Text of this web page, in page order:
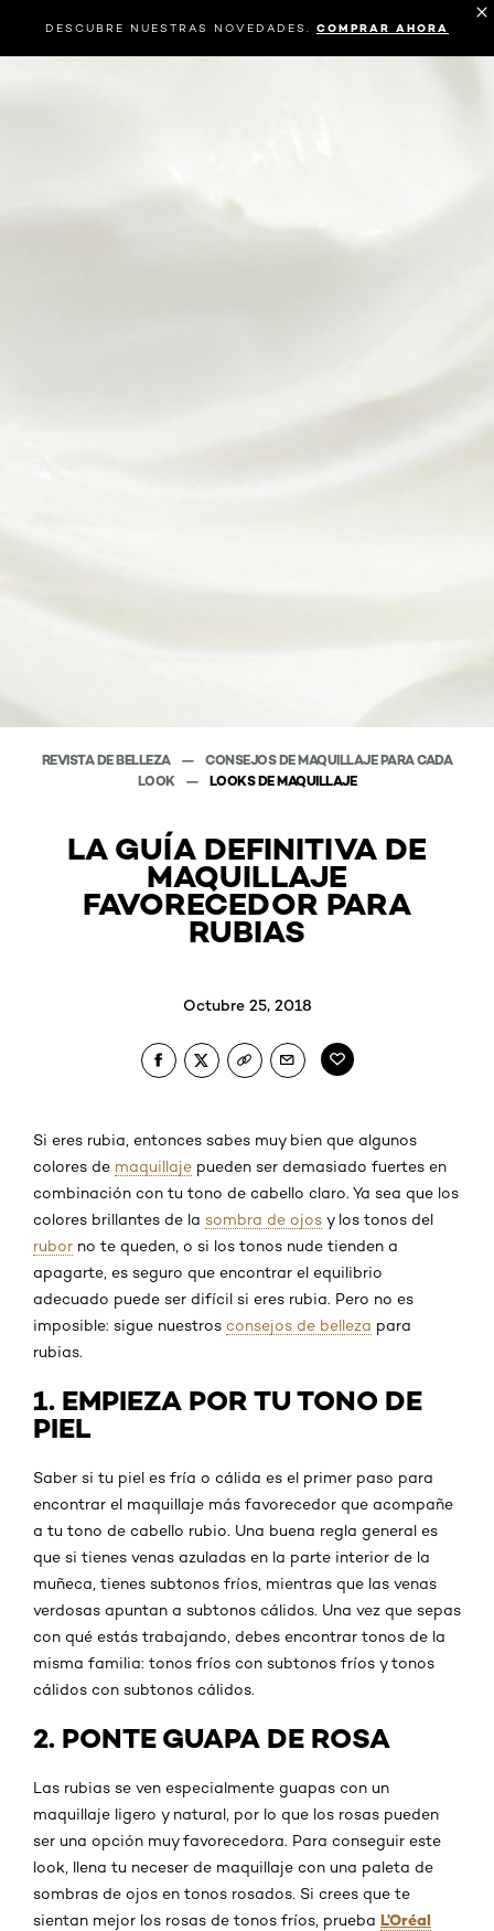
DESCUBRE NUESTRAS NOVEDADES. COMPRAR AHORA
REVISTA DE BELLEZA
CONSEJOS DE MAQUILLAJE PARA CADA
LOOK
LOOKS DE MAQUILLAJE
LA GUÍA DEFINITIVA DE
MAQUILLAJE
FAVORECEDOR PARA
RUBIAS
Octubre 25, 2018
Si eres rubia, entonces sabes muy bien que algunos
colores de maquillaje pueden ser demasiado fuertes en
combinación con tu tono de cabello claro. Ya sea que los
colores brillantes de la sombra de ojos y los tonos del
rubor no te queden, o si los tonos nude tienden a
apagarte, es seguro que encontrar el equilibrio
adecuado puede ser difícil si eres rubia. Pero no es
imposible: sigue nuestros consejos de belleza para
rubias.
1. EMPIEZA POR TU TONO DE
PIEL
Saber si tu piel es fría o cálida es el primer paso para
encontrar el maquillaje más favorecedor que acompañe
a tu tono de cabello rubio. Una buena regla general es
que si tienes venas azuladas en la parte interior de la
muñeca, tienes subtonos fríos, mientras que las venas
verdosas apuntan a subtonos cálidos. Una vez que sepas
con qué estás trabajando, debes encontrar tonos de la
misma familia: tonos fríos con subtonos fríos y tonos
cálidos con subtonos cálidos.
2. PONTE GUAPA DE ROSA
Las rubias se ven especialmente guapas con un
maquillaje ligero y natural, por lo que los rosas pueden
ser una opción muy favorecedora. Para conseguir este
look, llena tu neceser de maquillaje con una paleta de
sombras de ojos en tonos rosados. Si crees que te
sientan mejor los rosas de tonos fríos, prueba L’Oréal